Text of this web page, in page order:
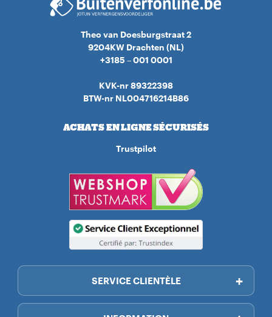
Theo van Doesburgstraat 2
9204KW Drachten (NL)
+3185 – 001 0001
KVK-nr 89322398
BTW-nr NL004716214B86
ACHATS EN LIGNE SÉCURISÉS
Trustpilot
SERVICE CLIENTÈLE